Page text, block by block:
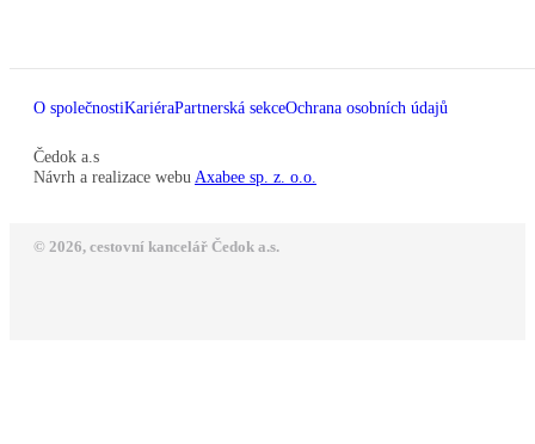
O společnostiKariéraPartnerská sekceOchrana osobních údajů
Čedok a.s
Návrh a realizace webu Axabee sp. z. o.o.
© 2026, cestovní kancelář Čedok a.s.